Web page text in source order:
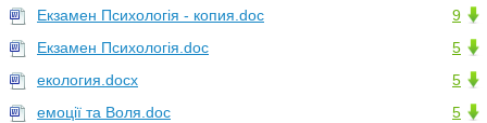
9
Екзамен Психологія - копия.doc
5
Екзамен Психологія.doc
5
екология.docx
5
емоції та Воля.doc